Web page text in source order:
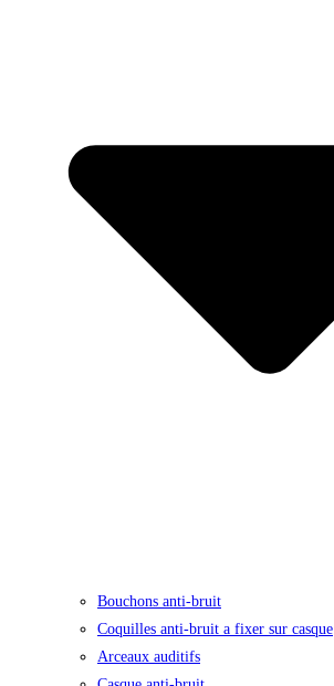
Bouchons anti-bruit
Coquilles anti-bruit a fixer sur casque
Arceaux auditifs